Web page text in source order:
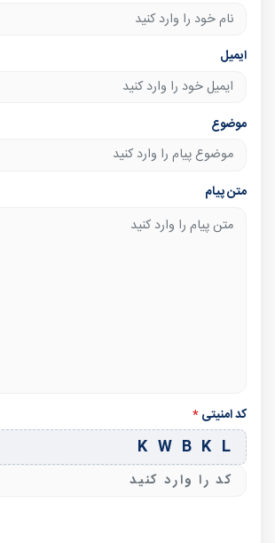
ایمیل
موضوع
متن پیام
کد امنیتی*
K W B K L